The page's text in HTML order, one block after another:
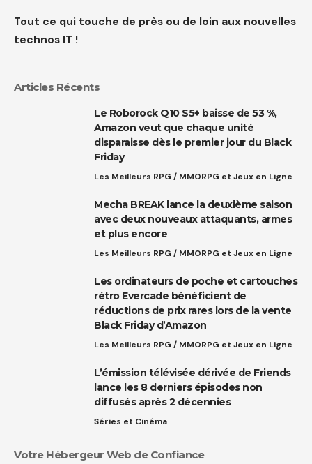
Tout ce qui touche de près ou de loin aux nouvelles
technos IT !
Articles Récents
Le Roborock Q10 S5+ baisse de 53 %,
Amazon veut que chaque unité
disparaisse dès le premier jour du Black
Friday
Les Meilleurs RPG / MMORPG et Jeux en Ligne
Mecha BREAK lance la deuxième saison
avec deux nouveaux attaquants, armes
et plus encore
Les Meilleurs RPG / MMORPG et Jeux en Ligne
Les ordinateurs de poche et cartouches
rétro Evercade bénéficient de
réductions de prix rares lors de la vente
Black Friday d’Amazon
Les Meilleurs RPG / MMORPG et Jeux en Ligne
L’émission télévisée dérivée de Friends
lance les 8 derniers épisodes non
diffusés après 2 décennies
Séries et Cinéma
Votre Hébergeur Web de Confiance